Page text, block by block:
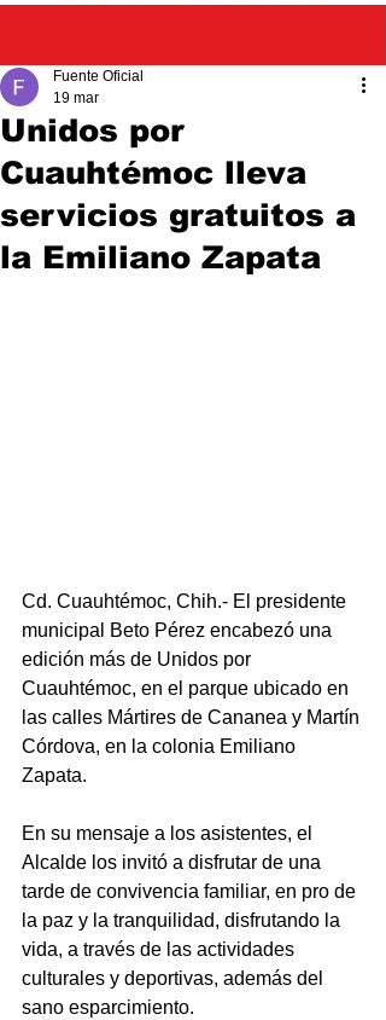
Unidos por
Cuauhtémoc lleva
servicios gratuitos a
la Emiliano Zapata
Fuente Oficial
19 mar
Cd. Cuauhtémoc, Chih.- El presidente
municipal Beto Pérez encabezó una
edición más de Unidos por
Cuauhtémoc, en el parque ubicado en
las calles Mártires de Cananea y Martín
Córdova, en la colonia Emiliano
Zapata.
En su mensaje a los asistentes, el
Alcalde los invitó a disfrutar de una
tarde de convivencia familiar, en pro de
la paz y la tranquilidad, disfrutando la
vida, a través de las actividades
culturales y deportivas, además del
sano esparcimiento.